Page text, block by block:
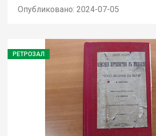
Опубликовано: 2024-07-05
РЕТРОЗАЛ